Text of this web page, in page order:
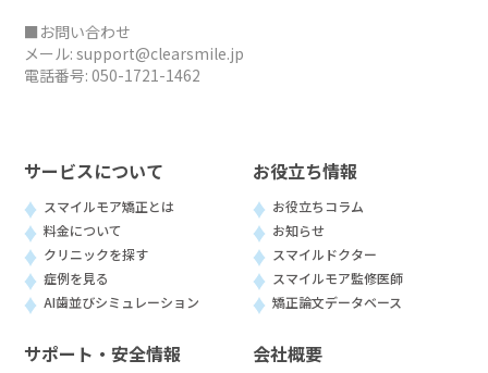
■お問い合わせ
メール: support@clearsmile.jp
電話番号: 050-1721-1462
サービスについて
スマイルモア矯正とは
料金について
クリニックを探す
症例を見る
AI歯並びシミュレーション
お役立ち情報
お役立ちコラム
お知らせ
スマイルドクター
スマイルモア監修医師
矯正論文データベース
サポート・安全情報 会社概要